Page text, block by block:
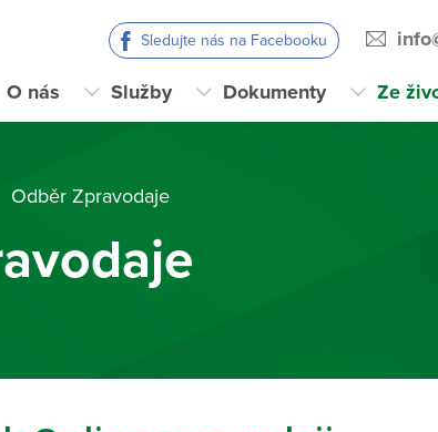
Sledujte nás na Facebooku
O nás Služby Dokumenty Ze
Odběr Zpravodaje